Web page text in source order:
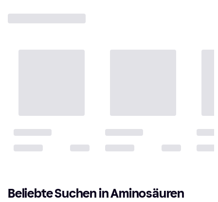
Beliebte Suchen in Aminosäuren